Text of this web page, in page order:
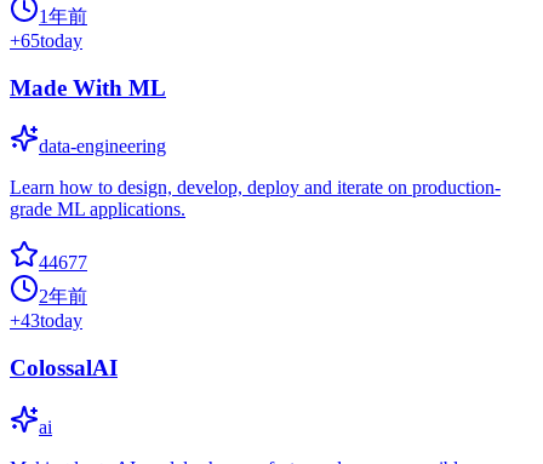
1年前
+65today
Made With ML
data-engineering
Learn how to design, develop, deploy and iterate on production-
grade ML applications.
44677
2年前
+43today
ColossalAI
ai